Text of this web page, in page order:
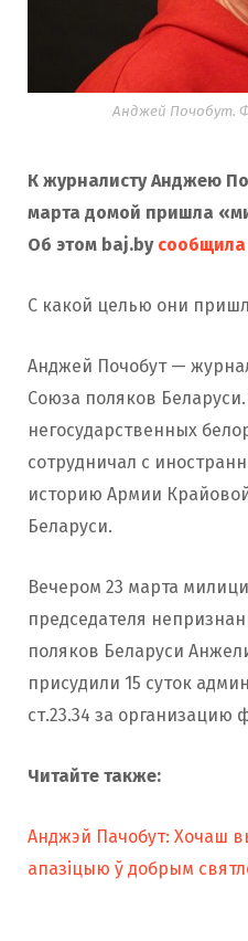
Анджей Почобут.
К журналисту Анджею
марта домой пришла
Об этом baj.by сообщила
С какой целью они
Анджей Почобут —
Союза поляков Беларуси.
негосударственных
сотрудничал с
историю Армии
Беларуси.
Вечером 23 марта
председателя
поляков Беларуси
присудили 15 суток
ст.23.34 за организацию
Читайте также:
Анджэй Пачобут: Хочаш
апазіцыю ў добрым